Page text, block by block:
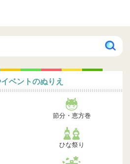
ベントのぬりえ
節分・恵方巻
ひな祭り